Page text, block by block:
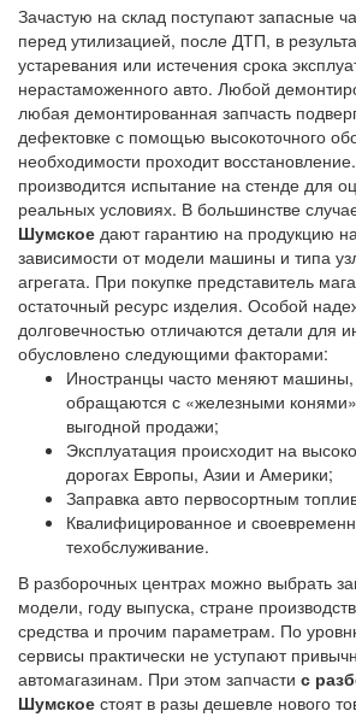
Зачастую на склад поступают запасные
перед утилизацией, после ДТП, в
устаревания или истечения срока
нерастаможенного авто. Любой
любая демонтированная запчасть
дефектовке с помощью высокоточного
необходимости проходит
производится испытание на стенде для
реальных условиях. В большинстве
Шумское дают гарантию на продукцию
зависимости от модели машины и типа
агрегата. При покупке представитель
остаточный ресурс изделия. Особой
долговечностью отличаются детали для
обусловлено следующими факторами:
Иностранцы часто меняют машины,
обращаются с «железными
выгодной продажи;
Эксплуатация происходит на
дорогах Европы, Азии и Америки;
Заправка авто первосортным
Квалифицированное и
техобслуживание.
В разборочных центрах можно выбрать
модели, году выпуска, стране
средства и прочим параметрам. По
сервисы практически не уступают
автомагазинам. При этом запчасти с
Шумское стоят в разы дешевле нового